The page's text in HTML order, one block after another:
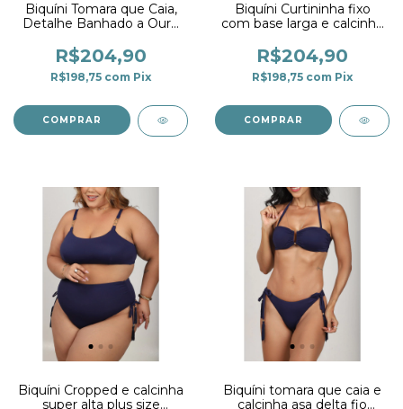
Biquíni Tomara que Caia,
Detalhe Banhado a Ouro
Café
R$204,90
R$198,75 com Pix
COMPRAR
Biquíni Curtininha fixo
com base larga e calcinha
R$204,90
R$198,75 com Pix
COMPRAR
Biquíni Cropped e calcinha
super alta plus size
Biquíni tomara que caia e
calcinha asa delta fio